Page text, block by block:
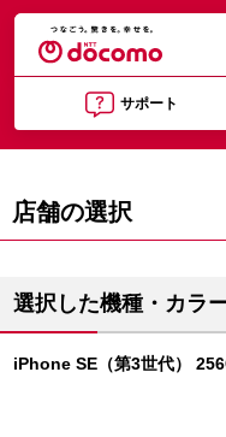
サポート
店舗の選択
選択した機種・カラ
iPhone SE（第3世代）